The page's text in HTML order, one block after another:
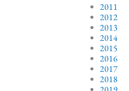
2011
2012
2013
2014
2015
2016
2017
2018